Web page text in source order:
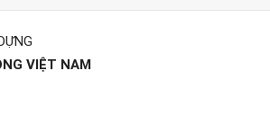
VIỆT NAM